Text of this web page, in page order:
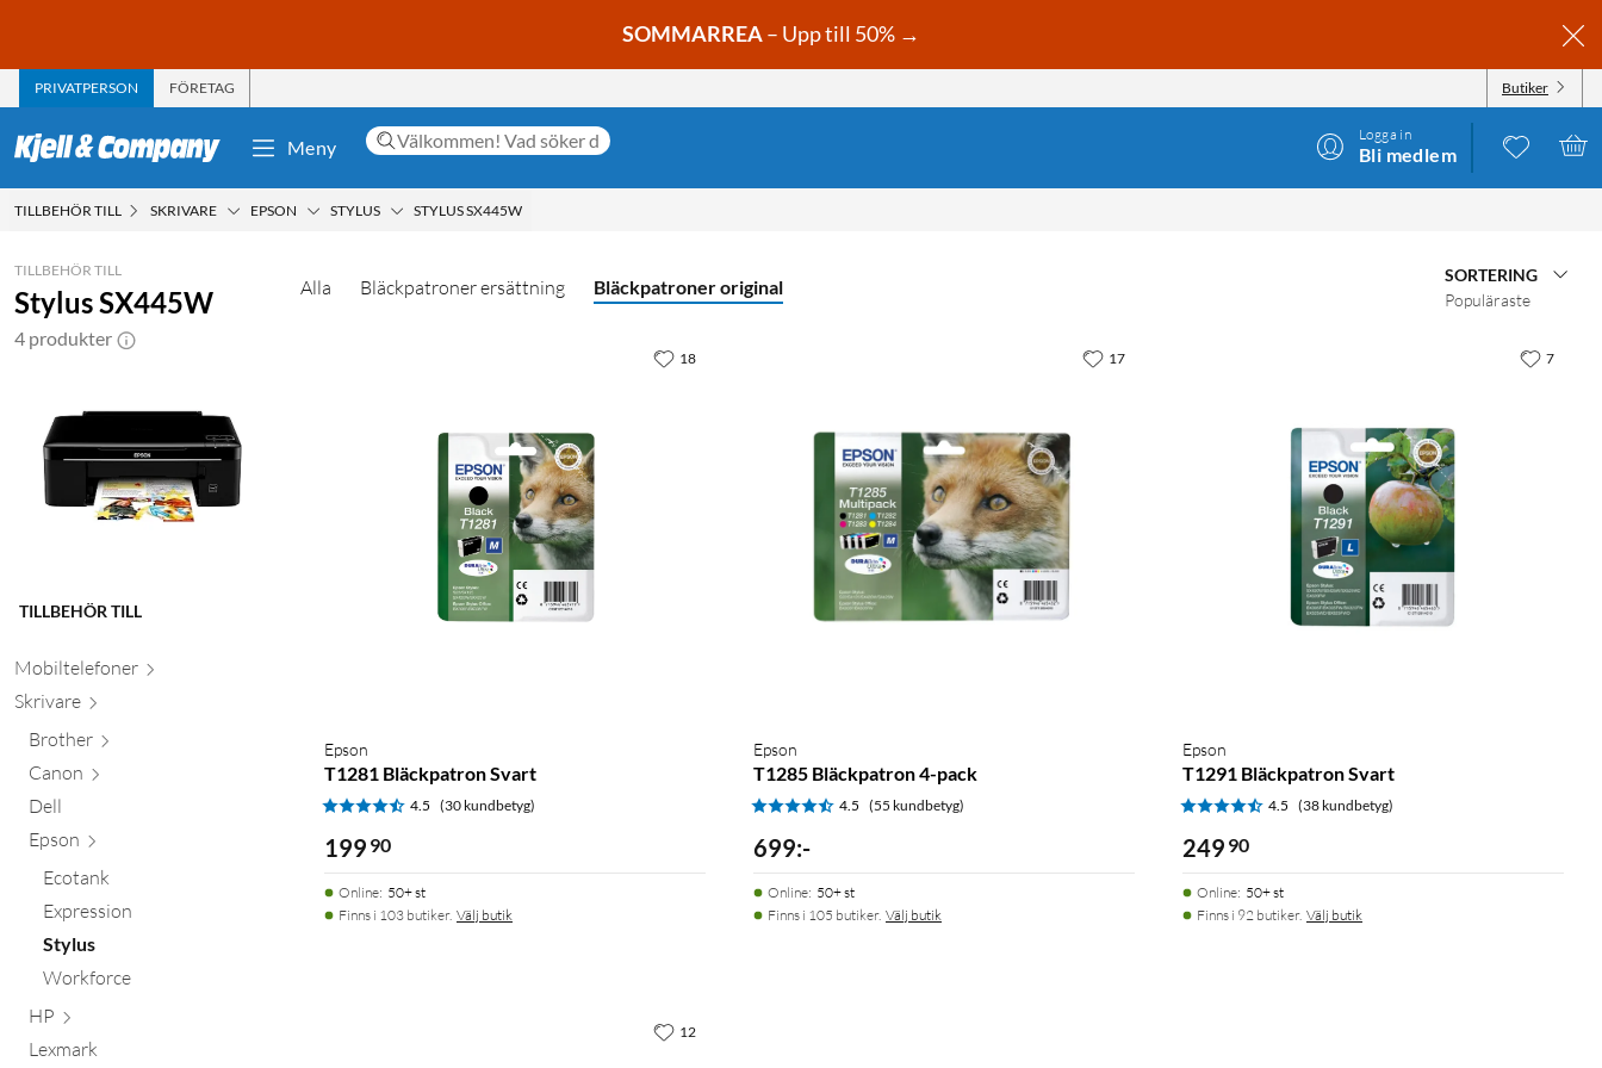
SOMMARREA– Upp till 50% →
PRIVATPERSON FÖRETAG Butiker
Meny
Logga in
Bli medlem
TILLBEHÖR TILL SKRIVARE EPSON STYLUS STYLUS SX445W
TILLBEHÖR TILL
Stylus SX445W
4 produkter
TILLBEHÖR TILL
Mobiltelefoner
Skrivare
Brother
Canon
Dell
Epson
Ecotank
Expression
Stylus
Workforce
HP
Lexmark
Alla Bläckpatroner ersättning Bläckpatroner original
SORTERING
Populäraste
Epson
T1281 Bläckpatron Svart
4.5 (30 kundbetyg)
199 90
Online: 50+ st
Finns i 103 butiker. Välj butik
18
Epson
T1285 Bläckpatron 4-pack
4.5 (55 kundbetyg)
699:-
Online: 50+ st
Finns i 105 butiker. Välj butik
17
Epson
T1291 Bläckpatron Svart
4.5 (38 kundbetyg)
249 90
Online: 50+ st
Finns i 92 butiker. Välj butik
7
12